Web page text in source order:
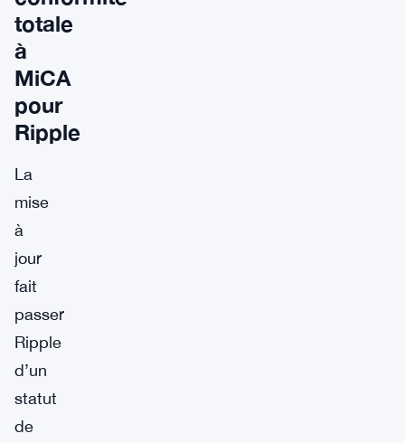
totale
à
MiCA
pour
Ripple
La
mise
à
jour
fait
passer
Ripple
d’un
statut
de